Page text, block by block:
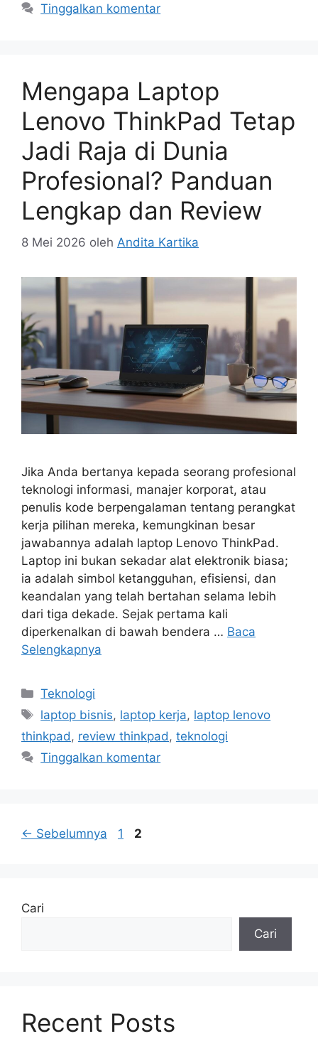
Tinggalkan komentar
Mengapa Laptop
Lenovo ThinkPad Tetap
Jadi Raja di Dunia
Profesional? Panduan
Lengkap dan Review
8 Mei 2026 oleh Andita Kartika
Jika Anda bertanya kepada seorang profesional
teknologi informasi, manajer korporat, atau
penulis kode berpengalaman tentang perangkat
kerja pilihan mereka, kemungkinan besar
jawabannya adalah laptop Lenovo ThinkPad.
Laptop ini bukan sekadar alat elektronik biasa;
ia adalah simbol ketangguhan, efisiensi, dan
keandalan yang telah bertahan selama lebih
dari tiga dekade. Sejak pertama kali
diperkenalkan di bawah bendera … Baca
Selengkapnya
Kategori
Teknologi
Tag
laptop bisnis, laptop kerja, laptop lenovo
thinkpad, review thinkpad, teknologi
Tinggalkan komentar
← Sebelumnya Halaman
1 Halaman
2
Cari
Cari
Recent Posts